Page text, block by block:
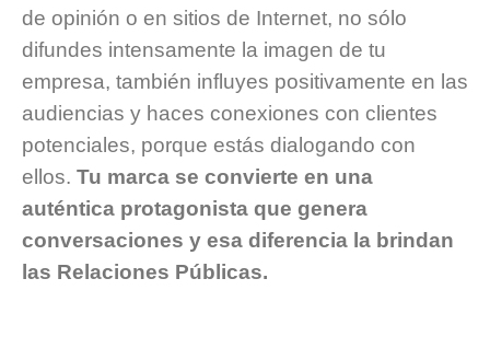
de opinión o en sitios de Internet, no sólo
difundes intensamente la imagen de tu
empresa, también influyes positivamente en las
audiencias y haces conexiones con clientes
potenciales, porque estás dialogando con
ellos. Tu marca se convierte en una
auténtica protagonista que genera
conversaciones y esa diferencia la brindan
las Relaciones Públicas.